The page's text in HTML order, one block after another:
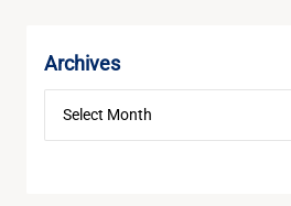
Archives